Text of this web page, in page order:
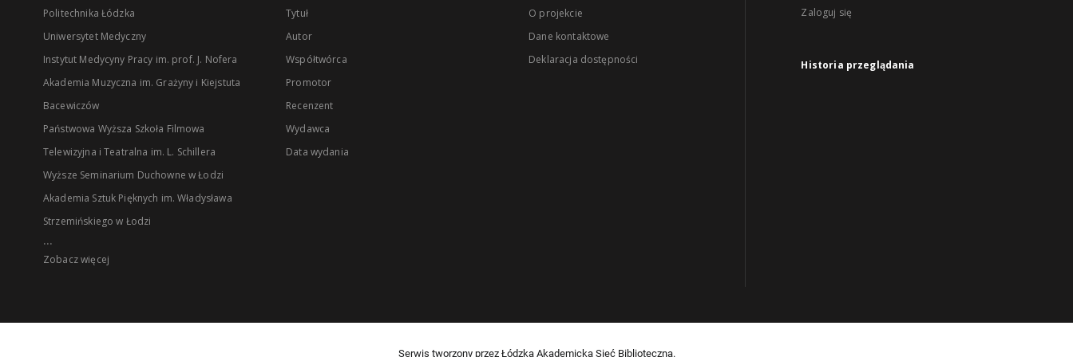
Politechnika Łódzka
Uniwersytet Medyczny
Instytut Medycyny Pracy im. prof. J. Nofera
Akademia Muzyczna im. Grażyny i Kiejstuta
Bacewiczów
Państwowa Wyższa Szkoła Filmowa
Telewizyjna i Teatralna im. L. Schillera
Wyższe Seminarium Duchowne w Łodzi
Akademia Sztuk Pięknych im. Władysława
Strzemińskiego w Łodzi
...
Zobacz więcej
Tytuł
Autor
Współtwórca
Promotor
Recenzent
Wydawca
Data wydania
O projekcie
Dane kontaktowe
Deklaracja dostępności
Zaloguj się
Historia przeglądania
Serwis tworzony przez Łódzką Akademicką Sieć Biblioteczną.